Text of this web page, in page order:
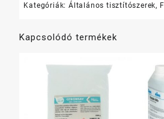
Kategóriák:Általános tisztítószerek,
Kapcsolódó termékek